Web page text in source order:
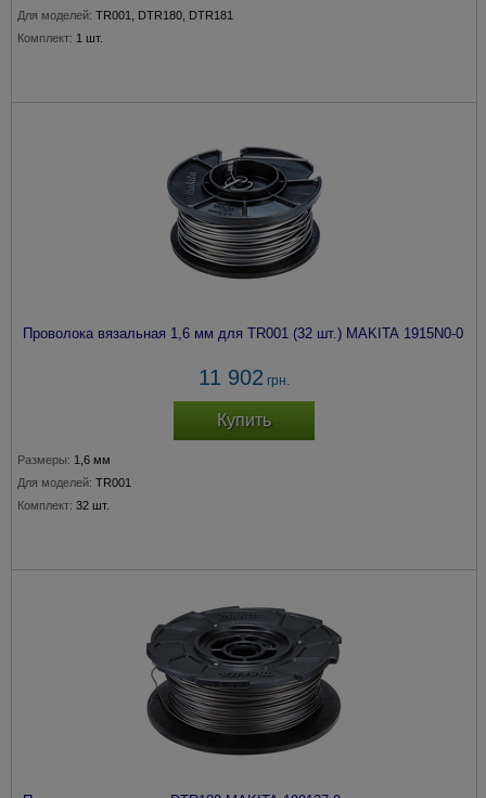
Для моделей: TR001, DTR180, DTR181
Комплект: 1 шт.
Проволока вязальная 1,6 мм для TR001 (32 шт.) MAKITA 1915N0-0
11 902 грн.
Купить
Размеры: 1,6 мм
Для моделей: TR001
Комплект: 32 шт.